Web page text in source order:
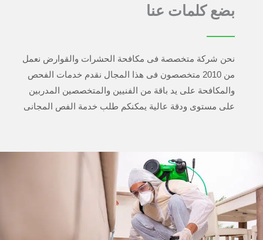
بضع كلمات عنا
نحن شركة متخصصة فى مكافحة الحشرات والقوارض نعمل
من 2010 متخصصون فى هذا المجال نقدم خدمات الفحص
والمكافحة على يد باقة من الفنيين والمتخصصين المدربين
على مستوى ودقة عالية يمكنكم طلب خدمة الفص المجانى